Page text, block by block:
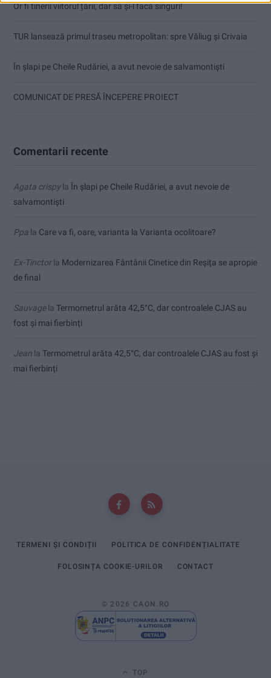
Or fi tinerii viitorul țării, dar să și-l facă singuri!
TUR lansează primul traseu metropolitan: spre Văliug și Crivaia
În șlapi pe Cheile Rudăriei, a avut nevoie de salvamontiști
COMUNICAT DE PRESĂ ÎNCEPERE PROIECT
Comentarii recente
Agata crispyla În șlapi pe Cheile Rudăriei, a avut nevoie de
salvamontiști
Ppa la Care va fi, oare, varianta la Varianta ocolitoare?
Ex-Tinctorla Modernizarea Fântânii Cinetice din Reșița se apropie
de final
Sauvagela Termometrul arăta 42,5°C, dar controalele CJAS au
fost și mai fierbinți
Jean la Termometrul arăta 42,5°C, dar controalele CJAS au fost și
mai fierbinți
TERMENI ȘI CONDIȚII POLITICA DE CONFIDENȚIALITATE
FOLOSINȚA COOKIE-URILOR CONTACT
© 2026 CAON.RO
TOP